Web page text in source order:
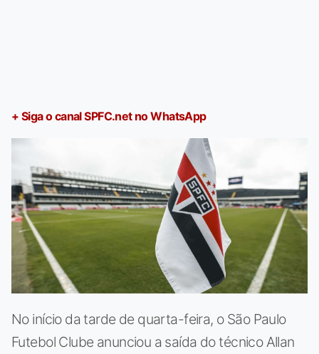
+ Siga o canal SPFC.net no WhatsApp
No início da tarde de quarta-feira, o São Paulo
Futebol Clube anunciou a saída do técnico Allan